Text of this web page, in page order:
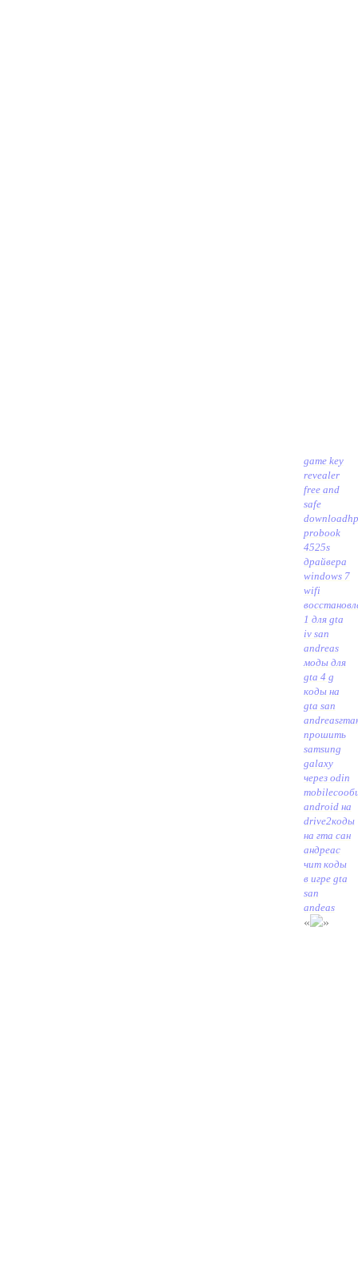
game key
revealer
free and
safe
downloadhp
probook
4525s
драйвера
windows 7
wifi
1 для gta
iv san
andreas
моды для
gta 4 g
коды на
gta san
andreasгта
прошить
samsung
galaxy
через odin
mobile
android на
drive2коды
на гта сан
андреас
чит коды
в игре gta
san
andeas